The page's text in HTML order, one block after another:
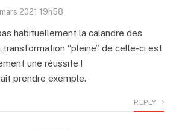
2021 19h58
habituellement la calandre des
transformation “pleine” de celle-ci est
une réussite !
prendre exemple.
REPLY